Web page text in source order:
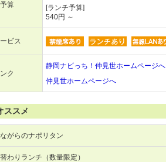
算
[ランチ予算]
540円 ～
ビス
ク
静岡ナビっち！仲見世ホームページへ
仲見世ホームページへ
ススメ
がらのナポリタン
わりランチ（数量限定）